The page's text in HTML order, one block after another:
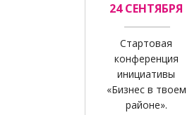
24 СЕНТЯБРЯ
Стартовая
конференция
инициативы
«Бизнес в твоем
районе».